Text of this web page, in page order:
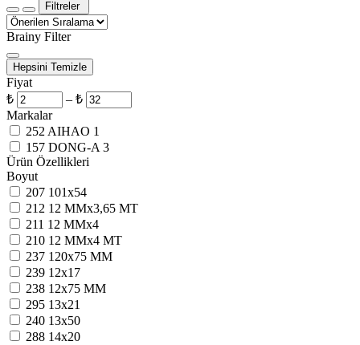
Filtreler
Brainy Filter
Hepsini Temizle
Fiyat
₺
– ₺
Markalar
252 AIHAO 1
157 DONG-A 3
Ürün Özellikleri
Boyut
207 101x54
212 12 MMx3,65 MT
211 12 MMx4
210 12 MMx4 MT
237 120x75 MM
239 12x17
238 12x75 MM
295 13x21
240 13x50
288 14x20